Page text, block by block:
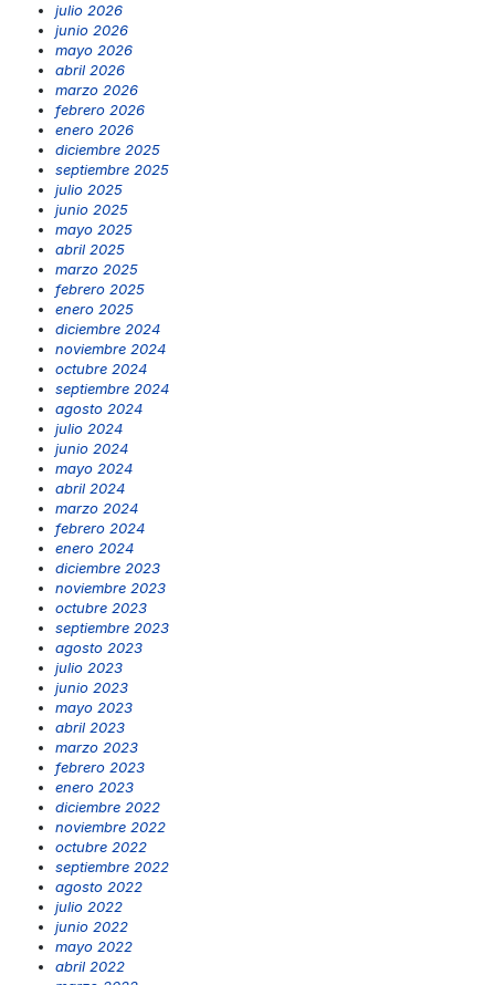
julio 2026
junio 2026
mayo 2026
abril 2026
marzo 2026
febrero 2026
enero 2026
diciembre 2025
septiembre 2025
julio 2025
junio 2025
mayo 2025
abril 2025
marzo 2025
febrero 2025
enero 2025
diciembre 2024
noviembre 2024
octubre 2024
septiembre 2024
agosto 2024
julio 2024
junio 2024
mayo 2024
abril 2024
marzo 2024
febrero 2024
enero 2024
diciembre 2023
noviembre 2023
octubre 2023
septiembre 2023
agosto 2023
julio 2023
junio 2023
mayo 2023
abril 2023
marzo 2023
febrero 2023
enero 2023
diciembre 2022
noviembre 2022
octubre 2022
septiembre 2022
agosto 2022
julio 2022
junio 2022
mayo 2022
abril 2022